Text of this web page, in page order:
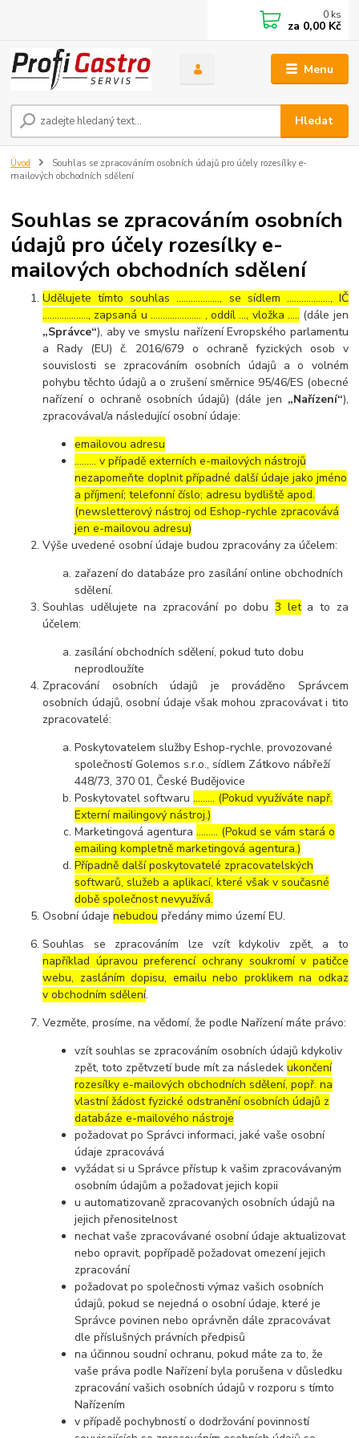
Menu
Hledat
0 ks
za 0,00 Kč
Úvod
Souhlas se zpracováním osobních údajů pro účely rozesílky e-
mailových obchodních sdělení
Souhlas se zpracováním osobních
údajů pro účely rozesílky e-
mailových obchodních sdělení
Udělujete tímto souhlas ……………..., se sídlem ………………, IČ
………………., zapsaná u ………………… , oddíl …, vložka ….. (dále jen
„Správce“), aby ve smyslu nařízení Evropského parlamentu
a Rady (EU) č. 2016/679 o ochraně fyzických osob v
souvislosti se zpracováním osobních údajů a o volném
pohybu těchto údajů a o zrušení směrnice 95/46/ES (obecné
nařízení o ochraně osobních údajů) (dále jen „Nařízení“),
zpracovával/a následující osobní údaje:
emailovou adresu
……… v případě externích e-mailových nástrojů
nezapomeňte doplnit případné další údaje jako jméno
a příjmení; telefonní číslo; adresu bydliště apod.
(newsletterový nástroj od Eshop-rychle zpracovává
jen e-mailovou adresu)
Výše uvedené osobní údaje budou zpracovány za účelem:
zařazení do databáze pro zasílání online obchodních
sdělení.
Souhlas udělujete na zpracování po dobu3 leta to za
účelem:
zasílání obchodních sdělení, pokud tuto dobu
neprodloužíte
Zpracování osobních údajů je prováděno Správcem
osobních údajů, osobní údaje však mohou zpracovávat i tito
zpracovatelé:
Poskytovatelem služby Eshop-rychle, provozované
společností Golemos s.r.o., sídlem Zátkovo nábřeží
448/73, 370 01, České Budějovice
Poskytovatel softwaru……… (Pokud využíváte např.
Externí mailingový nástroj.)
Marketingová agentura……… (Pokud se vám stará o
emailing kompletně marketingová agentura.)
Případně další poskytovatelé zpracovatelských
softwarů, služeb a aplikací, které však v současné
době společnost nevyužívá.
Osobní údajenebudou předány mimo území EU.
Souhlas se zpracováním lze vzít kdykoliv zpět, a to
například úpravou preferencí ochrany soukromí v patičce
webu, zasláním dopisu, emailu nebo proklikem na odkaz
v obchodním sdělení.
Vezměte, prosíme, na vědomí, že podle Nařízení máte právo:
vzít souhlas se zpracováním osobních údajů kdykoliv
zpět, toto zpětvzetí bude mít za následekukončení
rozesílky e-mailových obchodních sdělení, popř. na
vlastní žádost fyzické odstranění osobních údajů z
databáze e-mailového nástroje
požadovat po Správci informaci, jaké vaše osobní
údaje zpracovává
vyžádat si u Správce přístup k vašim zpracovávaným
osobním údajům a požadovat jejich kopii
u automatizovaně zpracovaných osobních údajů na
jejich přenositelnost
nechat vaše zpracovávané osobní údaje aktualizovat
nebo opravit, popřípadě požadovat omezení jejich
zpracování
požadovat po společnosti výmaz vašich osobních
údajů, pokud se nejedná o osobní údaje, které je
Správce povinen nebo oprávněn dále zpracovávat
dle příslušných právních předpisů
na účinnou soudní ochranu, pokud máte za to, že
vaše práva podle Nařízení byla porušena v důsledku
zpracování vašich osobních údajů v rozporu s tímto
Nařízením
v případě pochybností o dodržování povinností